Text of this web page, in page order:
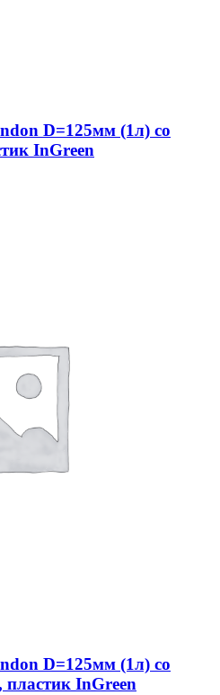
D=125мм (1л) со
InGreen
D=125мм (1л) со
InGreen